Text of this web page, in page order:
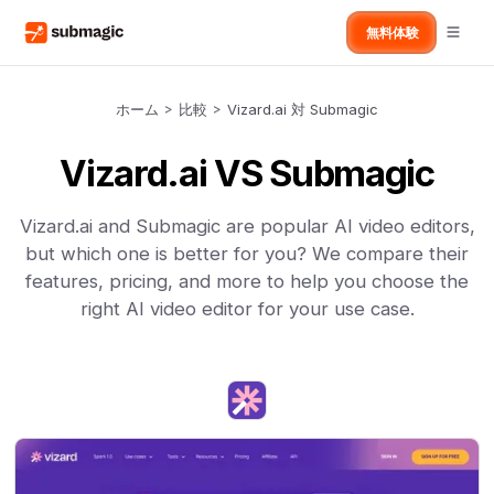
無料体験
ホーム > 比較 > Vizard.ai 対 Submagic
Vizard.ai VS Submagic
Vizard.ai and Submagic are popular AI video editors,
but which one is better for you? We compare their
features, pricing, and more to help you choose the
right AI video editor for your use case.